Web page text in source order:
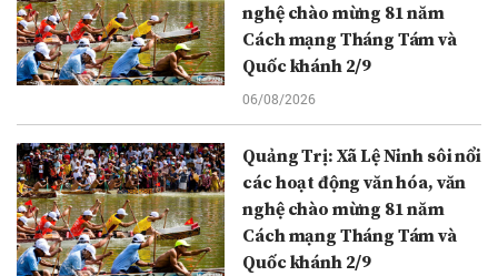
nghệ chào mừng 81 năm
Cách mạng Tháng Tám và
Quốc khánh 2/9
06/08/2026
Quảng Trị: Xã Lệ Ninh sôi nổi
các hoạt động văn hóa, văn
nghệ chào mừng 81 năm
Cách mạng Tháng Tám và
Quốc khánh 2/9